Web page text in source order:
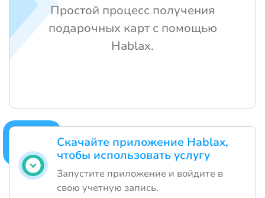
Скачайте приложение Hablax,
чтобы использовать услугу
Запустите приложение и войдите в
свою учетную запись.
Простой процесс получения
подарочных карт с помощью
Hablax.